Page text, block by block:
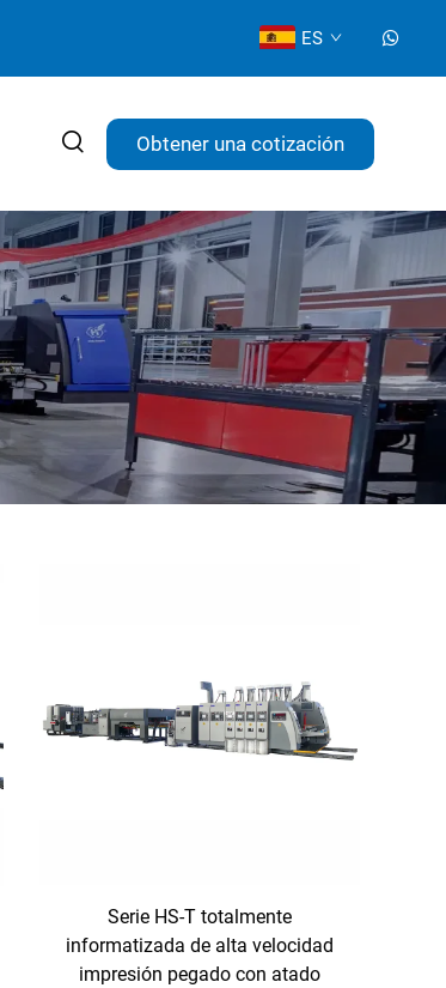
ES
Obtener una cotización
Serie HS-T totalmente
informatizada de alta velocidad
impresión pegado con atado